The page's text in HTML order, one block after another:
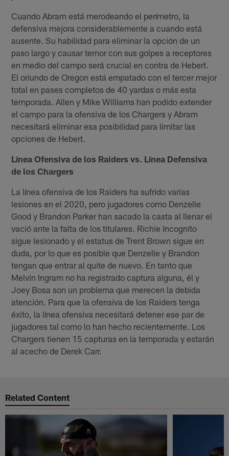
Cuando Abram está merodeando el perímetro, la
defensiva mejora considerablemente a cuando está
ausente. Su habilidad para eliminar la opción de un
paso largo y causar temor con sus golpes a receptores
en medio del campo será crucial en contra de Hebert.
El oriundo de Oregon está empatado con el tercer mejor
total en pases completos de 40 yardas o más esta
temporada. Allen y Mike Williams han podido extender
el campo para la ofensiva de los Chargers y Abram
necesitará eliminar esa posibilidad para limitar las
opciones de Hebert.
Línea Ofensiva de los Raiders vs. Línea Defensiva
de los Chargers
La línea ofensiva de los Raiders ha sufrido varias
lesiones en el 2020, pero jugadores como Denzelle
Good y Brandon Parker han sacado la casta al llenar el
vació ante la falta de los titulares. Richie Incognito
sigue lesionado y el estatus de Trent Brown sigue en
duda, por lo que es posible que Denzelle y Brandon
tengan que entrar al quite de nuevo. En tanto que
Melvin Ingram no ha registrado captura alguna, él y
Joey Bosa son un problema que merecen la debida
atención. Para que la ofensiva de los Raiders tenga
éxito, la línea ofensiva necesitará detener ese par de
jugadores tal como lo han hecho recientemente. Los
Chargers tienen 15 capturas en la temporada y estarán
al acecho de Derek Carr.
Related Content